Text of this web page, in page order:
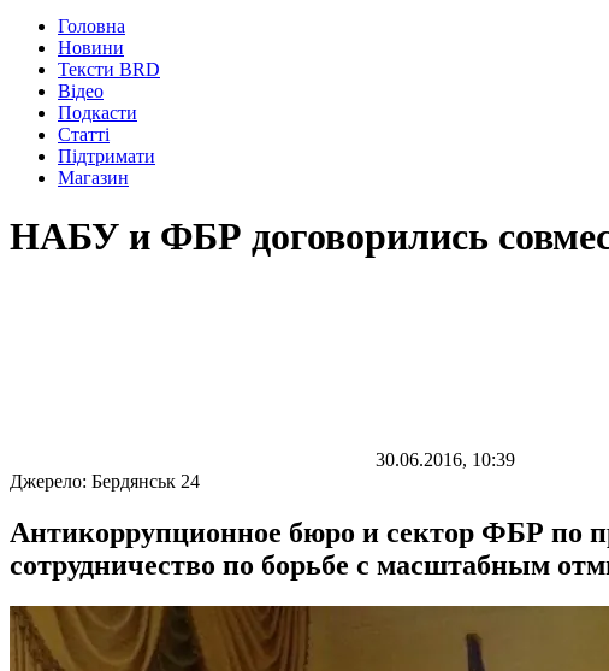
Головна
Новини
Тексти BRD
Відео
Подкасти
Статті
Підтримати
Магазин
НАБУ и ФБР договорились
30.06.2016, 10:39
Джерело: Бердянськ 24
Антикоррупционное бюро и сектор ФБР по
сотрудничество по борьбе с масштабным